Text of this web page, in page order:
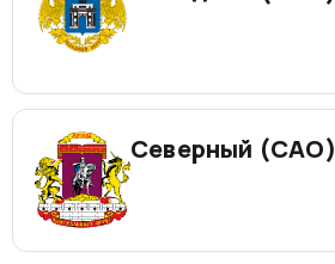
Северный (САО)